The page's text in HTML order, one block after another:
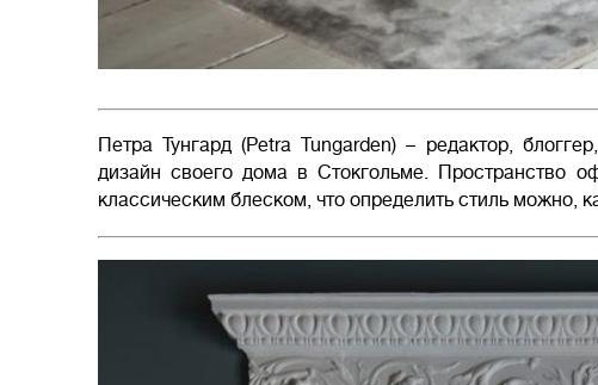
Петра Тунгард (Petra Tungarden) – редактор,
дизайн своего дома в Стокгольме. Пространство
классическим блеском, что определить стиль можно,